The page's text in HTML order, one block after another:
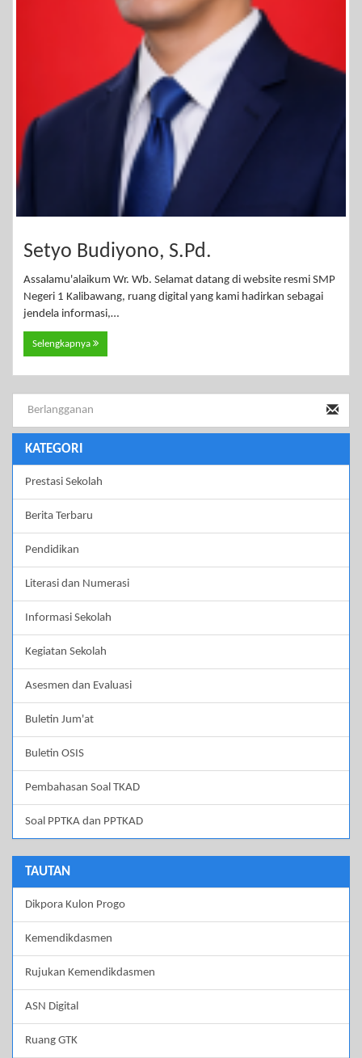
Setyo Budiyono, S.Pd.
Assalamu'alaikum Wr. Wb. Selamat datang di website resmi SMP
Negeri 1 Kalibawang, ruang digital yang kami hadirkan sebagai
jendela informasi,…
Selengkapnya
KATEGORI
Prestasi Sekolah
Berita Terbaru
Pendidikan
Literasi dan Numerasi
Informasi Sekolah
Kegiatan Sekolah
Asesmen dan Evaluasi
Buletin Jum'at
Buletin OSIS
Pembahasan Soal TKAD
Soal PPTKA dan PPTKAD
TAUTAN
Dikpora Kulon Progo
Kemendikdasmen
Rujukan Kemendikdasmen
ASN Digital
Ruang GTK